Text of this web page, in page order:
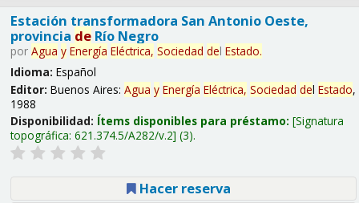
Estación transformadora San Antonio Oeste,
provincia deRío Negro
por Agua y Energía Eléctrica, Sociedad del Estado.
Idioma: Español
Editor: Buenos Aires: Agua y Energía Eléctrica, Sociedad del Estado,
1988
Disponibilidad: Ítems disponibles para préstamo: Signatura
topográfica: 621.374.5/A282/v.2 (3).
Hacer reserva